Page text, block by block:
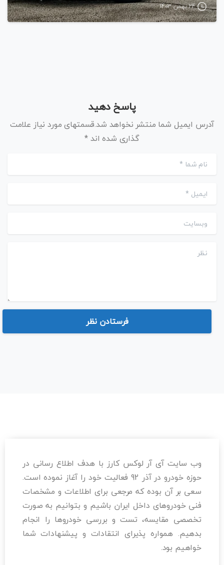
24 بهمن 1403
پاسخ دهید
آدرس ایمیل شما منتشر نخواهد شد.قسمتهای مورد نیاز علامت
گذاری شده اند *
نام شما *
ایمیل *
وبسایت
نظر
وب سایت آی آر لوکس کارز با هدف اطلاع رسانی در
حوزه خودرو در آذر 92 فعالیت خود را آغاز نموده است.
سعی بر آن بوده که مرجعی برای اطلاعات و مشخصات
فنی خودروهای داخل ایران باشیم و بتوانیم به صورت
تخصصی مقایسه، تست و بررسی خودرو‌ها را انجام
بدهیم. همواره پذیرای انتقادات و پیشنهادات شما
خواهیم بود.